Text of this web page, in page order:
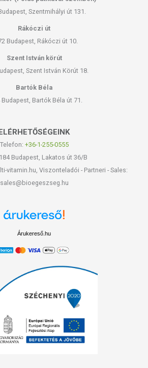
Szentmihályi út 131.
Rákóczi út
Budapest, Rákóczi út 10.
Szent István körút
Szent István Körút 18.
Bartók Béla
Budapest, Bartók Béla út 71.
Telefon: +36-1-255-0555
Budapest, Lakatos út 36/B
vitamin.hu, Viszonteladói - Partneri - Sales:
sales@bioegeszseg.hu
Árukereső.hu